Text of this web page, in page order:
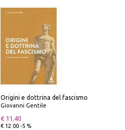
Origini e dottrina del fascismo
Giovanni Gentile
€ 11.40
€ 12.00 -5 %